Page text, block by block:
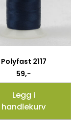
Polyfast 2117
59,-
Legg i
handlekurv